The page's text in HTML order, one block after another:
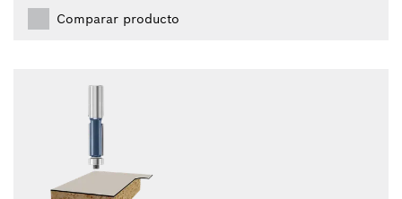
Comparar producto